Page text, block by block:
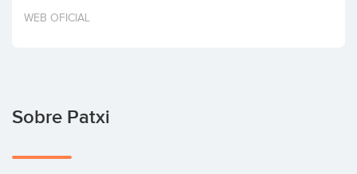
Invertir
WEB OFICIAL
Sobre Patxi